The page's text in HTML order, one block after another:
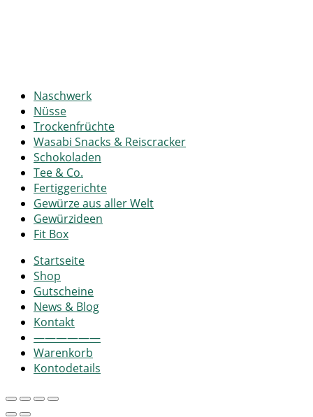
Naschwerk
Nüsse
Trockenfrüchte
Wasabi Snacks & Reiscracker
Schokoladen
Tee & Co.
Fertiggerichte
Gewürze aus aller Welt
Gewürzideen
Fit Box
Startseite
Shop
Gutscheine
News & Blog
Kontakt
——————
Warenkorb
Kontodetails